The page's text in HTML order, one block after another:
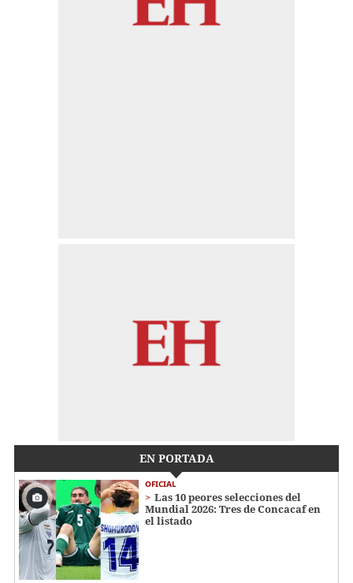
EN PORTADA
OFICIAL
Las 10 peores selecciones del
Mundial 2026: Tres de Concacaf en
el listado